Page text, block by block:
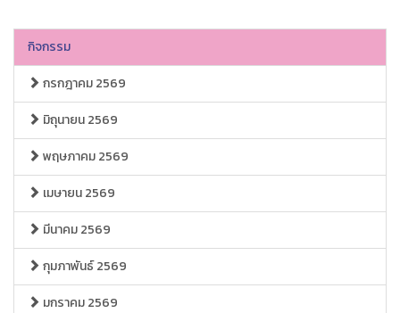
กิจกรรม
กรกฎาคม 2569
มิถุนายน 2569
พฤษภาคม 2569
เมษายน 2569
มีนาคม 2569
กุมภาพันธ์ 2569
มกราคม 2569